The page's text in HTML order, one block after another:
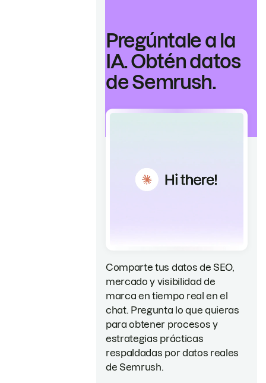
Pregúntale a la
IA. Obtén datos
de Semrush.
Comparte tus datos de SEO,
mercado y visibilidad de
marca en tiempo real en el
chat. Pregunta lo que quieras
para obtener procesos y
estrategias prácticas
respaldadas por datos reales
de Semrush.